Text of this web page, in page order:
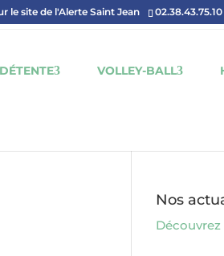
le site de l'Alerte Saint Jean 02.38.43.75.10
VOLLEY-BALL
Nos